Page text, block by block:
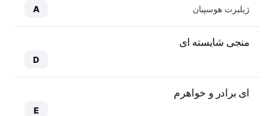
ژیلبرت هوسپیان A
منجی شایسته ای
D
ای برادر و خواهرم
E